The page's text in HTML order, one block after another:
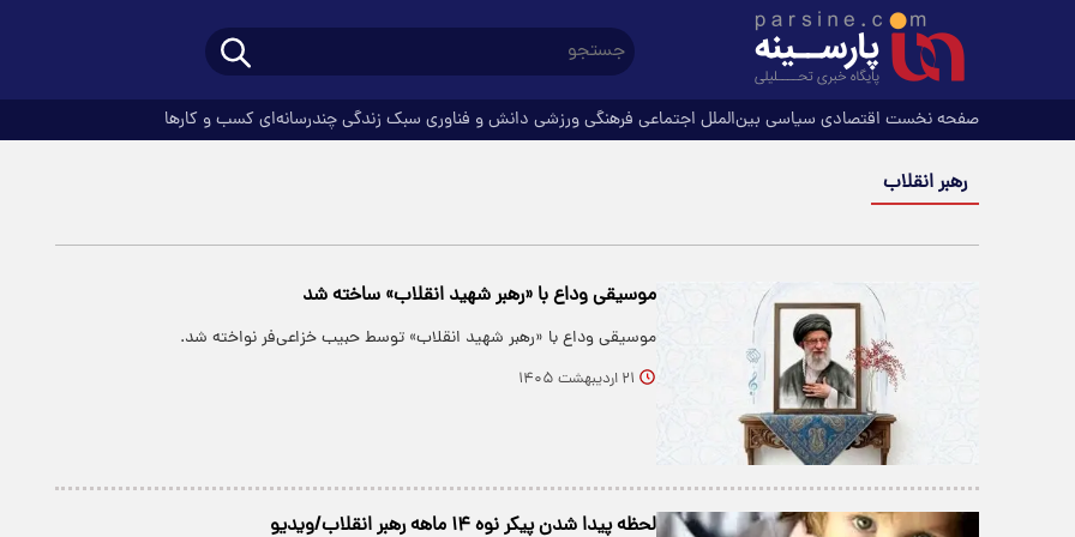
صفحه نخست اقتصادی سیاسی بین‌الملل اجتماعی فرهنگیورزشی دانش و فناوری سبک زندگیچندرسانه‌ای کسب و کارها
رهبر انقلاب
موسیقی وداع با «رهبر شهید انقلاب» ساخته شد
موسیقی وداع با «رهبر شهید انقلاب» توسط حبیب خزاعی‌فر نواخته شد.
۲۱ اردیبهشت ۱۴۰۵
لحظه پیدا شدن پیکر نوه ۱۴ ماهه رهبر انقلاب/ویدیو